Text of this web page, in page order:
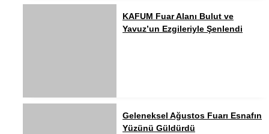
KAFUM Fuar Alanı Bulut ve
Yavuz’un Ezgileriyle Şenlendi
Geleneksel Ağustos Fuarı Esnafın
Yüzünü Güldürdü